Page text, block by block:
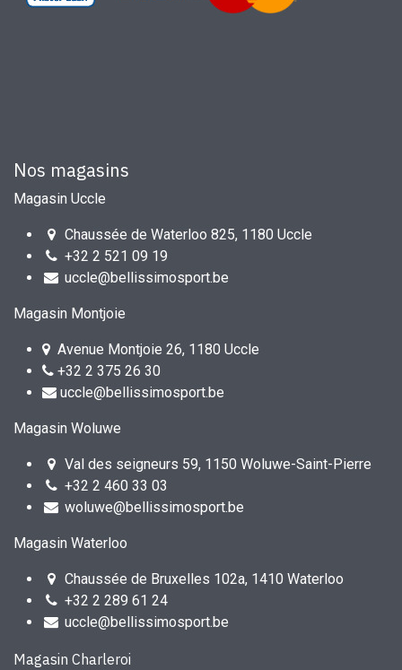
Nos magasins
Magasin Uccle
Chaussée de Waterloo 825, 1180 Uccle
+32 2 521 09 19
uccle@bellissimosport.be
Magasin Montjoie
Avenue Montjoie 26, 1180 Uccle
+32 2 375 26 30
uccle@bellissimosport.be
Magasin Woluwe
Val des seigneurs 59, 1150 Woluwe-Saint-Pierre
+32 2 460 33 03
woluwe@bellissimosport.be
Magasin Waterloo
Chaussée de Bruxelles 102a, 1410 Waterloo
+32 2 289 61 24
uccle@bellissimosport.be
Magasin Charleroi